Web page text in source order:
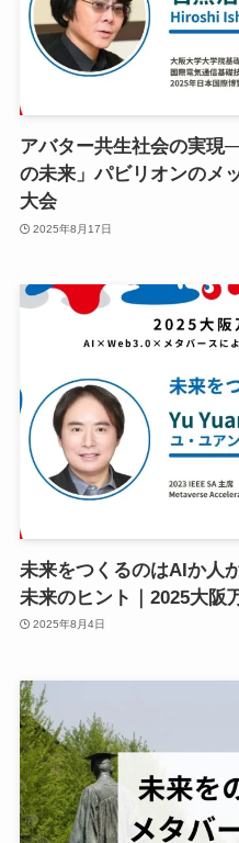
アバター共生社会の実現
の未来」パビリオンのメ
大会
2025年8月17日
未来をつくるのはAIか人
未来のヒント｜2025大阪
2025年8月4日